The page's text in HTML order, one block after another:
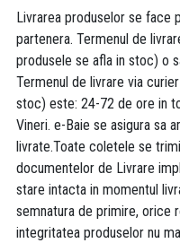
Livrarea produselor se face
partenera. Termenul de
produsele se afla in stoc) o
Termenul de livrare via
stoc) este: 24-72 de ore in
Vineri. e-Baie se asigura sa
livrate.Toate coletele se
documentelor de Livrare
stare intacta in momentul
semnatura de primire, orice
integritatea produselor nu